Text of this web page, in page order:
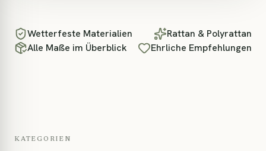
Wetterfeste Materialien
Rattan & Polyrattan
Alle Maße im Überblick
Ehrliche Empfehlungen
KATEGORIEN